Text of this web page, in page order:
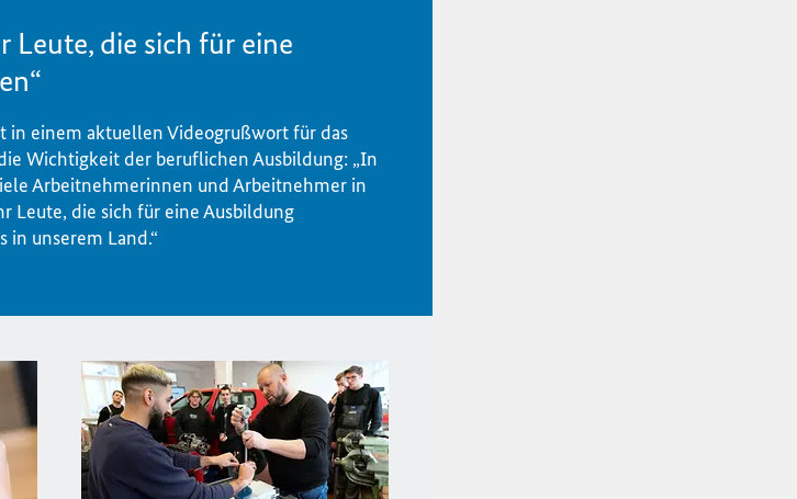
Leute, die sich für eine
in einem aktuellen Videogrußwort für das
Wichtigkeit der beruflichen Ausbildung: „In
Arbeitnehmerinnen und Arbeitnehmer in
Leute, die sich für eine Ausbildung
in unserem Land.“